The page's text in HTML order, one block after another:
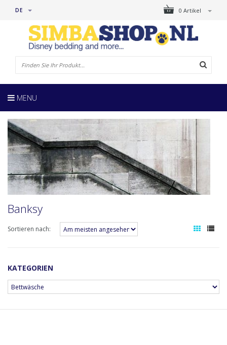
0 Artikel
DE
MENU
Banksy
Sortieren nach:
KATEGORIEN